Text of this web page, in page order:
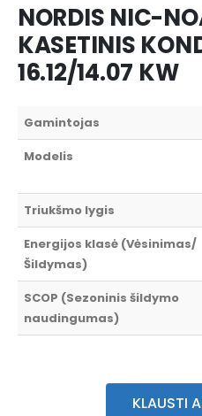
NORDIS NIC-
KASETINIS
16.12/14.07 KW
Gamintojas
Modelis
Triukšmo lygis
Energijos klasė (Vėsinimas/
Šildymas)
SCOP (Sezoninis šildymo
naudingumas)
KLAUSTI